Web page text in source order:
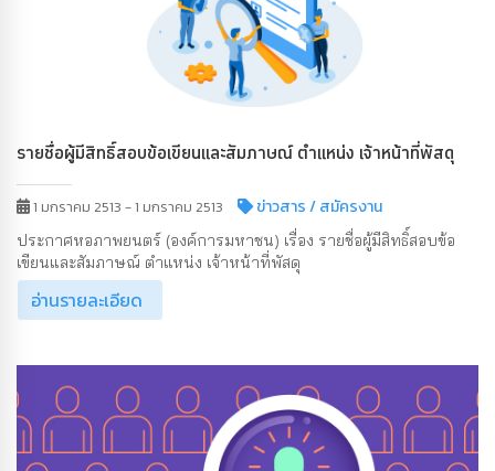
รายชื่อผู้มีสิทธิ์สอบข้อเขียนและสัมภาษณ์ ตำแหน่ง เจ้าหน้าที่พัสดุ
1 มกราคม 2513 - 1 มกราคม 2513 ข่าวสาร/ สมัครงาน
ประกาศหอภาพยนตร์ (องค์การมหาชน) เรื่อง รายชื่อผู้มีสิทธิ์สอบข้อ
เขียนและสัมภาษณ์ ตำแหน่ง เจ้าหน้าที่พัสดุ
อ่านรายละเอียด